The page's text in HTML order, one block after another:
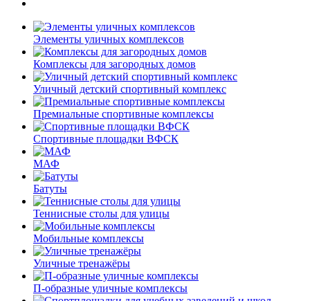
Элементы уличных комплексов
Комплексы для загородных домов
Уличный детский спортивный комплекс
Премиальные спортивные комплексы
Спортивные площадки ВФСК
МАФ
Батуты
Теннисные столы для улицы
Мобильные комплексы
Уличные тренажёры
П-образные уличные комплексы